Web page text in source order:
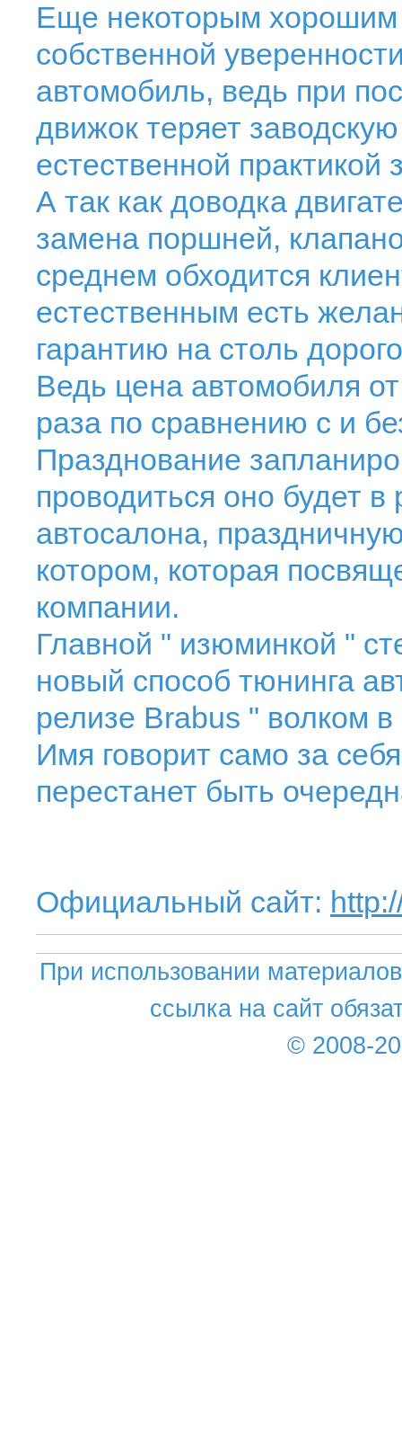
Еще некоторым хорошим
собственной
автомобиль, ведь при
движок теряет
естественной практикой
А так как доводка
замена поршней,
среднем обходится
естественным есть
гарантию на столь
Ведь цена автомобиля
раза по сравнению с и
Празднование
проводиться оно будет
автосалона,
котором, которая
компании.
Главной " изюминкой "
новый способ тюнинга
релизе Brabus " волком
Имя говорит само за
перестанет быть
Официальный сайт:
При использовании
ссылка на сайт
© 2008-